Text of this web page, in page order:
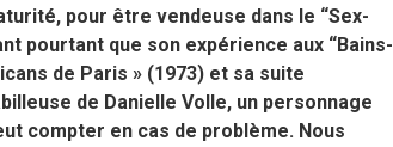
pour être vendeuse dans le “Sex-
pourtant que son expérience aux “Bains-
de Paris » (1973) et sa suite
de Danielle Volle, un personnage
compter en cas de problème. Nous